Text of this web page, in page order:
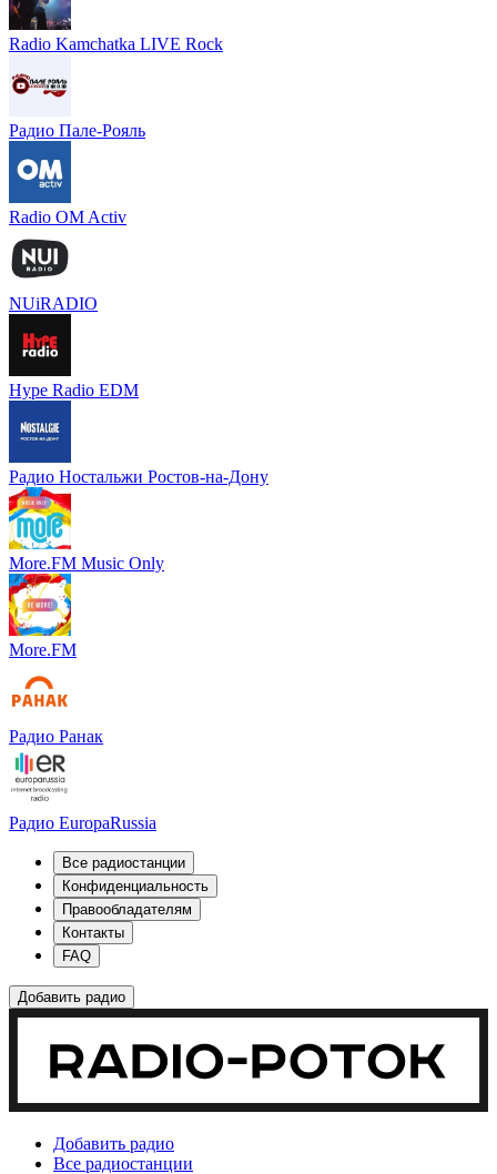
Radio Kamchatka LIVE Rock
Радио Пале-Рояль
Radio OM Activ
NUiRADIO
Hype Radio EDM
Радио Ностальжи Ростов-на-Дону
More.FM Music Only
More.FM
Радио Ранак
Радио EuropaRussia
Все радиостанции
Конфиденциальность
Правообладателям
Контакты
FAQ
Добавить радио
Добавить радио
Все радиостанции